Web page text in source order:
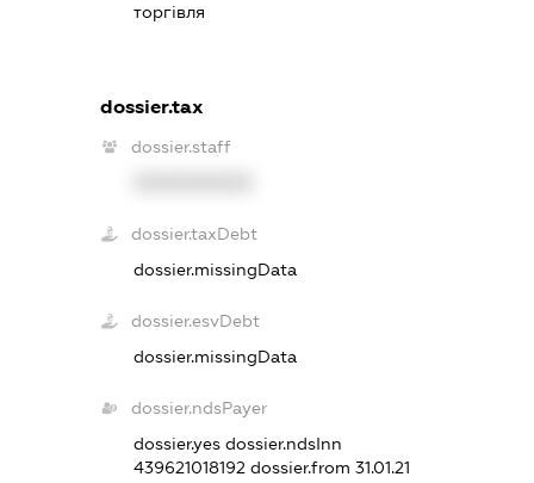
торгівля
dossier.tax
dossier.staff
dossier.taxDebt
dossier.missingData
dossier.esvDebt
dossier.missingData
dossier.ndsPayer
dossier.yes dossier.ndsInn
439621018192 dossier.from 31.01.21